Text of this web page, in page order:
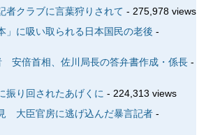
クラブに言葉狩りされて - 275,978 views
」に吸い取られる日本国民の老後 -
安倍首相、佐川局長の答弁書作成・係長-
り回されたあげくに - 224,313 views
大臣官房に逃げ込んだ暴言記者-